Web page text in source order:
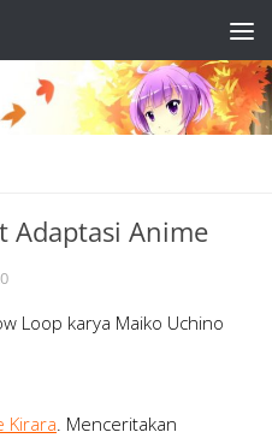
Adaptasi Anime
Loop karya Maiko Uchino
Kirara . Menceritakan